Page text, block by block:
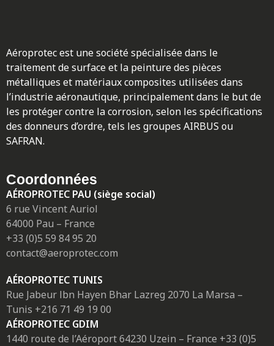
Aéroprotec est une société spécialisée dans le
traitement de surface et la peinture des pièces
métalliques et matériaux composites utilisées dans
l’industrie aéronautique, principalement dans le but de
les protéger contre la corrosion, selon les spécifications
des donneurs d’ordre, tels les groupes AIRBUS ou
SAFRAN.
Coordonnées
AÉROPROTEC PAU (siège social)
6 rue Vincent Auriol
64000 Pau – France
+33 (0)5 59 84 95 20
contact@aeroprotec.com
AÉROPROTEC TUNIS
Rue Jabeur lbn Hayen Bhar Lazreg 2070 La Marsa –
Tunis +216 71 49 19 00
AÉROPROTEC GDIM
1440 route de l’Aéroport 64230 Uzein – France +33 (0)5